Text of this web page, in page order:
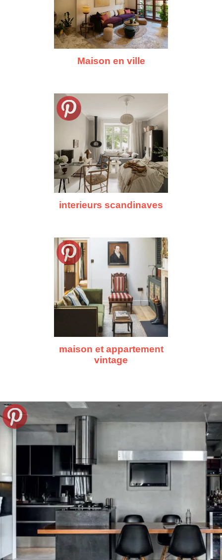
Maison en ville
interieurs scandinaves
maison et appartement
vintage